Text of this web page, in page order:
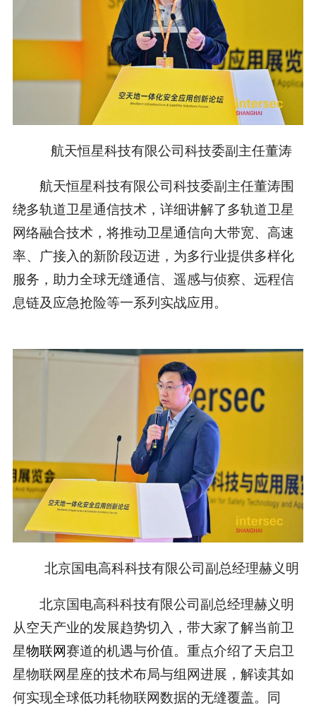
航天恒星科技有限公司科技委副主任董涛
航天恒星科技有限公司科技委副主任董涛围
绕多轨道卫星通信技术，详细讲解了多轨道卫星
网络融合技术，将推动卫星通信向大带宽、高速
率、广接入的新阶段迈进，为多行业提供多样化
服务，助力全球无缝通信、遥感与侦察、远程信
息链及应急抢险等一系列实战应用。
北京国电高科科技有限公司副总经理赫义明
北京国电高科科技有限公司副总经理赫义明
从空天产业的发展趋势切入，带大家了解当前卫
星物联网赛道的机遇与价值。重点介绍了天启卫
星物联网星座的技术布局与组网进展，解读其如
何实现全球低功耗物联网数据的无缝覆盖。同